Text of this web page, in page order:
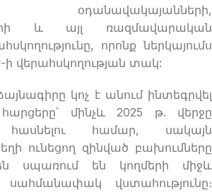
օդանավակայանների,
և այլ ռազմավարական
որոնք ներկայումս
ի վերահսկողության տակ:
կոչ է անում ինտեգրվել
հարցերը՝ մինչև 2025 թ. վերջը
հասնելու համար, սակայն
ունեցող զինված բախումները
սպառում են կողմերի միջև
վստահությունը։